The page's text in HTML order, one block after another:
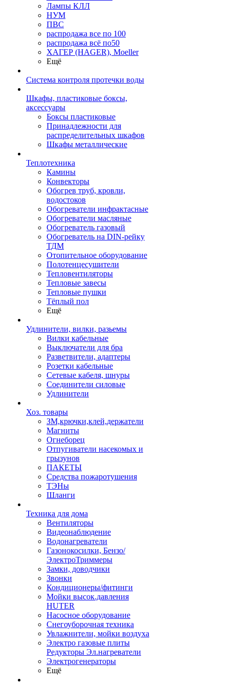
Лампы КЛЛ
НУМ
ПВС
распродажа все по 100
распродажа всё по50
ХАГЕР (HAGER), Moeller
Ещё
Система контроля протечки воды
Шкафы, пластиковые боксы,
аксессуары
Боксы пластиковые
Принадлежности для
распределительных шкафов
Шкафы металлические
Теплотехника
Камины
Конвекторы
Обогрев труб, кровли,
водостоков
Обогреватели инфрактасные
Обогреватели масляные
Обогреватель газовый
Обогреватель на DIN-рейку
ТДМ
Отопительное оборудование
Полотенцесушители
Тепловентиляторы
Тепловые завесы
Тепловые пушки
Тёплый пол
Ещё
Удлинители, вилки, разьемы
Вилки кабельные
Выключатели для бра
Разветвители, адаптеры
Розетки кабельные
Сетевые кабеля, шнуры
Соединители силовые
Удлинители
Хоз. товары
ЗМ,крючки,клей,держатели
Магниты
Огнеборец
Отпугиватели насекомых и
грызунов
ПАКЕТЫ
Средства пожаротушения
ТЭНы
Шланги
Техника для дома
Вентиляторы
Видеонаблюдение
Водонагреватели
Газонокосилки, Бензо/
ЭлектроТриммеры
Замки, доводчики
Звонки
Кондиционеры/фитинги
Мойки высок.давления
HUTER
Насосное оборудование
Снегоуборочная техника
Увлажнители, мойки воздуха
Электро газовые плиты
Редукторы Эл.нагреватели
Электрогенераторы
Ещё